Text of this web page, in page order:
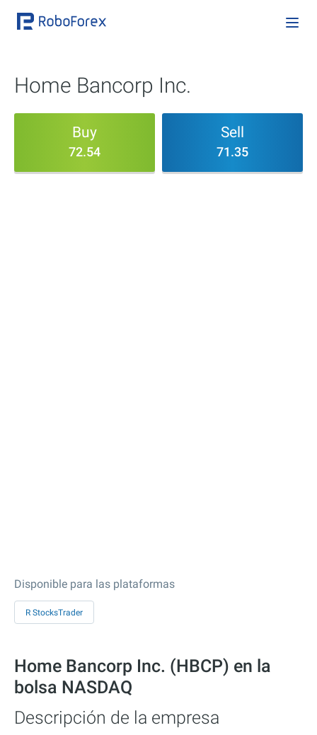
Home Bancorp Inc.
Buy
72.54
Sell
71.35
Disponible para las plataformas
R StocksTrader
Home Bancorp Inc. (HBCP) en la
bolsa NASDAQ
Descripción de la empresa